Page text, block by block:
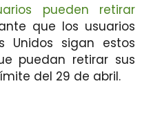
pueden retirar
que los usuarios
Unidos sigan estos
puedan retirar sus
del 29 de abril.